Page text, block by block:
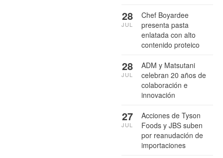
Chef Boyardee
presenta pasta
enlatada con alto
contenido proteico
28
JUL
ADM y Matsutani
celebran 20 años de
colaboración e
innovación
28
JUL
Acciones de Tyson
Foods y JBS suben
por reanudación de
importaciones
27
JUL